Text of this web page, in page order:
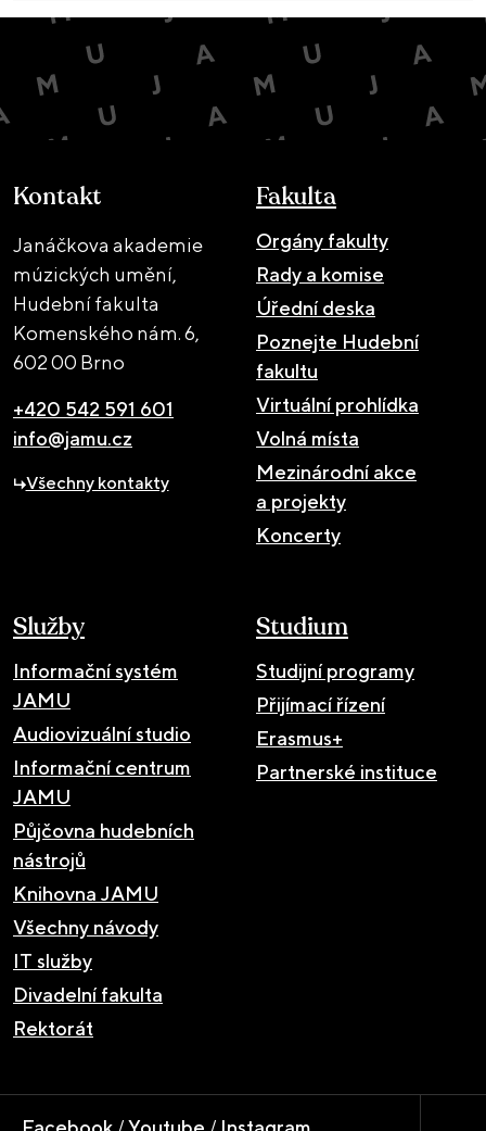
Kontakt
Janáčkova akademie
múzických umění,
Hudební fakulta
Komenského nám. 6,
602 00 Brno
+420 542 591 601
info@jamu.cz
Všechny kontakty
Fakulta
Orgány fakulty
Rady a komise
Úřední deska
Poznejte Hudební
fakultu
Virtuální prohlídka
Volná místa
Mezinárodní akce
a projekty
Koncerty
Služby
Informační systém
JAMU
Audiovizuální studio
Informační centrum
JAMU
Půjčovna hudebních
nástrojů
Knihovna JAMU
Všechny návody
IT služby
Divadelní fakulta
Rektorát
Studium
Studijní programy
Přijímací řízení
Erasmus+
Partnerské instituce